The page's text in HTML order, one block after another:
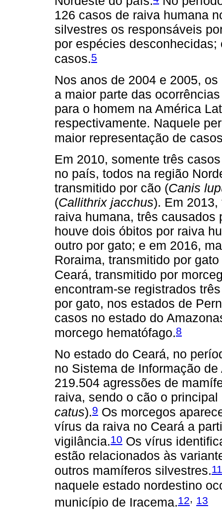
126 casos de raiva humana
silvestres os responsáveis
por espécies
casos.5
Nos anos de 2004 e 2005,
a maior parte das
para o homem na América
respectivamente. Naquele
maior representação de
Em 2010, somente três
no país, todos na região
transmitido por cão (Canis
(Callithrix jacchus). Em
raiva humana, três causados
houve dois óbitos por raiva
outro por gato; e em 2016,
Roraima, transmitido por gato
Ceará, transmitido por
encontram-se registrados
por gato, nos estados de
casos no estado do
morcego hematófago.8
No estado do Ceará, no
no Sistema de Informação
219.504 agressões de
raiva, sendo o cão o
catus).9 Os morcegos
vírus da raiva no Ceará a
vigilância.10 Os vírus
estão relacionados às
outros mamíferos silvestres.11
naquele estado nordestino
município de Iracema.12, 13